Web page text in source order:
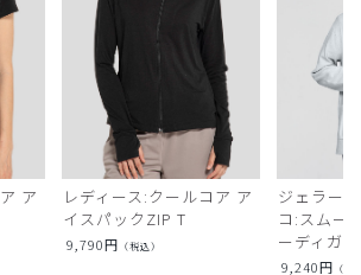
ア
レディース:クールコア ア
イスパックZIP T
9,790円 （税込）
ジェラー
コ:スムー
ーディガン
9,240円 （税